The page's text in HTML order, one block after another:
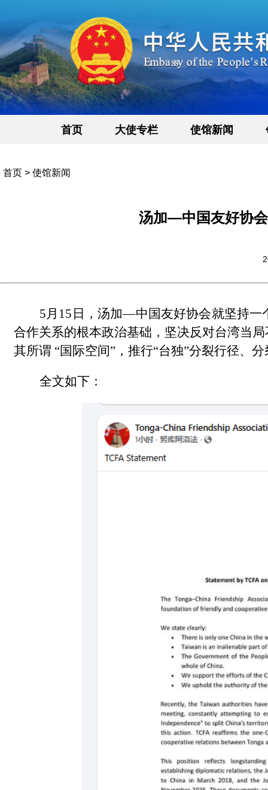
首页 大使专栏 使馆新闻
首页 > 使馆新闻
汤加—中国友好协
5月15日，汤加—中国友好协会就坚持一
合作关系的根本政治基础，坚决反对台湾当
其所谓 “国际空间”，推行“台独”分裂行径、
全文如下：